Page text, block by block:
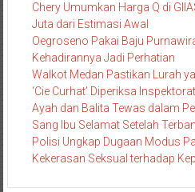
Chery Umumkan Harga Q di
Juta dari Estimasi Awal
Oegroseno Pakai Baju
Kehadirannya Jadi Perhatian
Walkot Medan Pastikan Lurah
‘Cie Curhat’ Diperiksa Inspektorat
Ayah dan Balita Tewas dalam
Sang Ibu Selamat Setelah
Polisi Ungkap Dugaan Modus
Kekerasan Seksual terhadap